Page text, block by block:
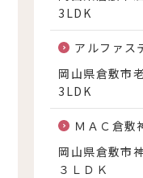
3LDK
アルファス
岡山県倉敷市
3LDK
ＭＡＣ倉敷
岡山県倉敷市
３ＬＤＫ